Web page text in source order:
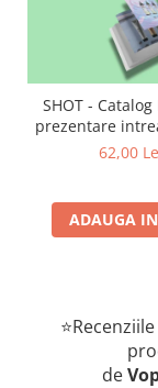
SHOT - Catalog
prezentare
de
62,00
ADAUGA
de